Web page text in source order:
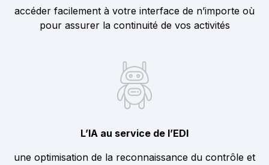
accéder facilement à votre interface de n’importe où
pour assurer la continuité de vos activités
L’IA au service de l’EDI
une optimisation de la reconnaissance du contrôle et